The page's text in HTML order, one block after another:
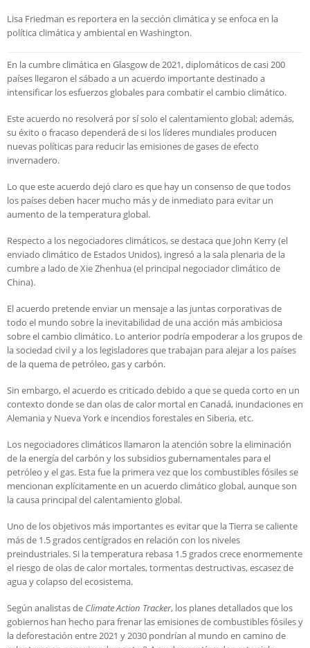
Lisa Friedman es reportera en la sección climática y se enfoca en la
política climática y ambiental en Washington.
En la cumbre climática en Glasgow de 2021, diplomáticos de casi 200
países llegaron el sábado a un acuerdo importante destinado a
intensificar los esfuerzos globales para combatir el cambio climático.
Este acuerdo no resolverá por sí solo el calentamiento global; además,
su éxito o fracaso dependerá de si los líderes mundiales producen
nuevas políticas para reducir las emisiones de gases de efecto
invernadero.
Lo que este acuerdo dejó claro es que hay un consenso de que todos
los países deben hacer mucho más y de inmediato para evitar un
aumento de la temperatura global.
Respecto a los negociadores climáticos, se destaca que John Kerry (el
enviado climático de Estados Unidos), ingresó a la sala plenaria de la
cumbre a lado de Xie Zhenhua (el principal negociador climático de
China).
El acuerdo pretende enviar un mensaje a las juntas corporativas de
todo el mundo sobre la inevitabilidad de una acción más ambiciosa
sobre el cambio climático. Lo anterior podría empoderar a los grupos de
la sociedad civil y a los legisladores que trabajan para alejar a los países
de la quema de petróleo, gas y carbón.
Sin embargo, el acuerdo es criticado debido a que se queda corto en un
contexto donde se dan olas de calor mortal en Canadá, inundaciones en
Alemania y Nueva York e incendios forestales en Siberia, etc.
Los negociadores climáticos llamaron la atención sobre la eliminación
de la energía del carbón y los subsidios gubernamentales para el
petróleo y el gas. Esta fue la primera vez que los combustibles fósiles se
mencionan explícitamente en un acuerdo climático global, aunque son
la causa principal del calentamiento global.
Uno de los objetivos más importantes es evitar que la Tierra se caliente
más de 1.5 grados centígrados en relación con los niveles
preindustriales. Si la temperatura rebasa 1.5 grados crece enormemente
el riesgo de olas de calor mortales, tormentas destructivas, escasez de
agua y colapso del ecosistema.
Según analistas de Climate Action Tracker, los planes detallados que los
gobiernos han hecho para frenar las emisiones de combustibles fósiles y
la deforestación entre 2021 y 2030 pondrían al mundo en camino de